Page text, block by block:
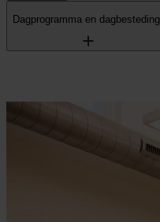
Dagprogramma en dagbesteding